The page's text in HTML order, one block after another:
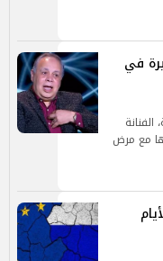
في
مع مرض